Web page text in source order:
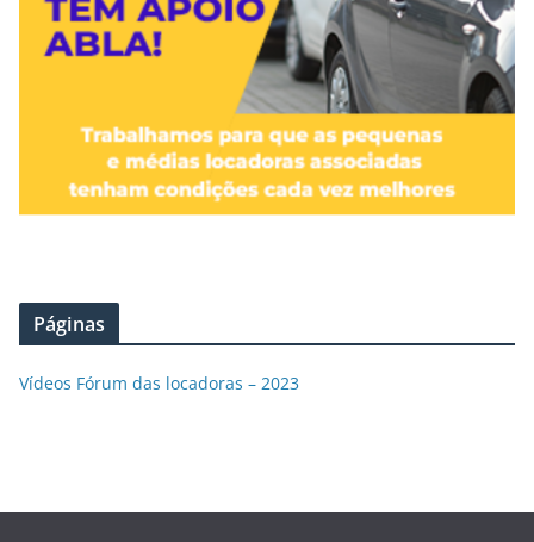
Páginas
Vídeos Fórum das locadoras – 2023